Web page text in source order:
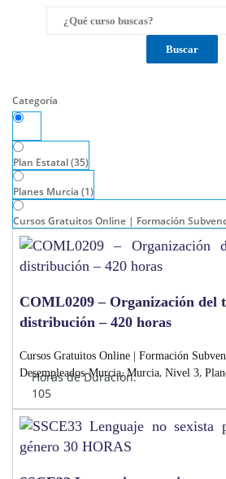
Categoría
Plan Estatal(35)
Planes Murcia (1)
Cursos Gratuitos Online | Formación
COML0209 – Organización del
distribución – 420 horas
Cursos Gratuitos Online | Formación
Desempleados-Murcia,Murcia, Nivel 3,
Horas de Duración:
105